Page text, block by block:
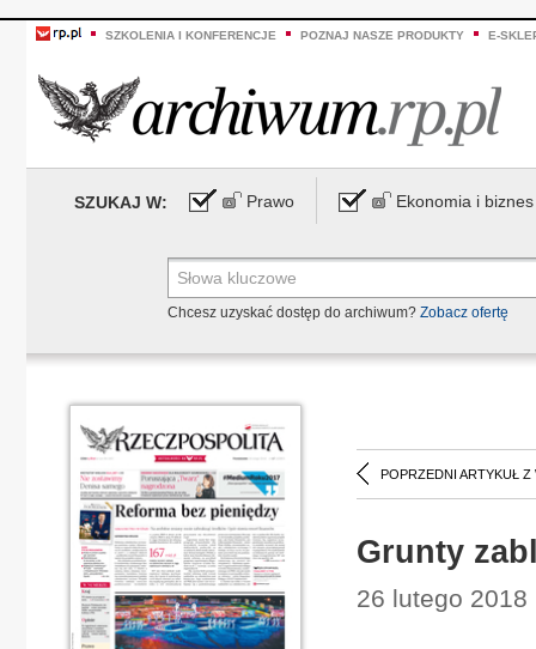
SZKOLENIA I KONFERENCJE POZNAJ NASZE PRODUKTY E-
SZUKAJ W: Prawo Ekonomia i biznes
Chcesz uzyskać dostęp do archiwum? Zobacz ofertę
POPRZEDNI ARTYKUŁ Z
Grunty
26 lutego